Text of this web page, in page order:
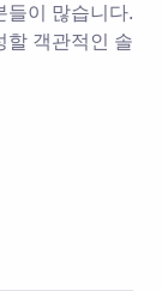
들이 많습니다.
할 객관적인 솔